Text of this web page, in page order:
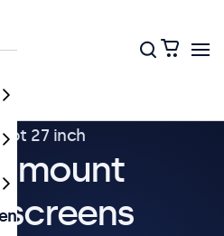
mount
tot 27 inch